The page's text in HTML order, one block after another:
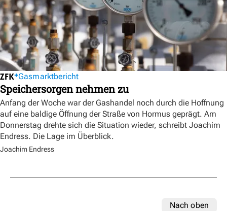
Gasmarktbericht
Speichersorgen nehmen zu
Anfang der Woche war der Gashandel noch durch die Hoffnung
auf eine baldige Öffnung der Straße von Hormus geprägt. Am
Donnerstag drehte sich die Situation wieder, schreibt Joachim
Endress. Die Lage im Überblick.
Joachim Endress
Nach oben